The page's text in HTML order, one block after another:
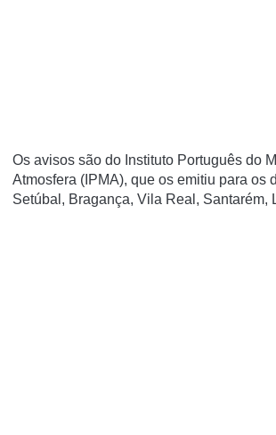
Os avisos são do Instituto Português do
Atmosfera (IPMA), que os emitiu para os
Setúbal, Bragança, Vila Real, Santarém,